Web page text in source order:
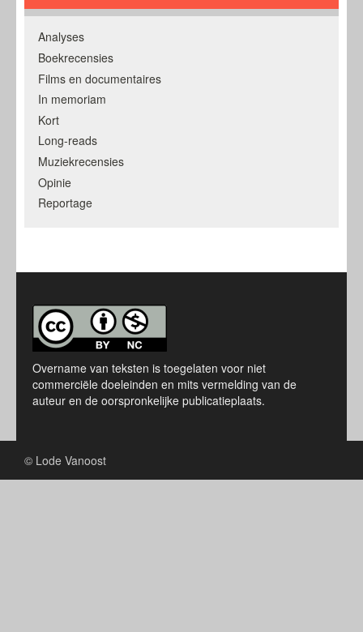
Analyses
Boekrecensies
Films en documentaires
In memoriam
Kort
Long-reads
Muziekrecensies
Opinie
Reportage
Overname van teksten is toegelaten voor niet
commerciële doeleinden en mits vermelding van de
auteur en de oorspronkelijke publicatieplaats.
© Lode Vanoost